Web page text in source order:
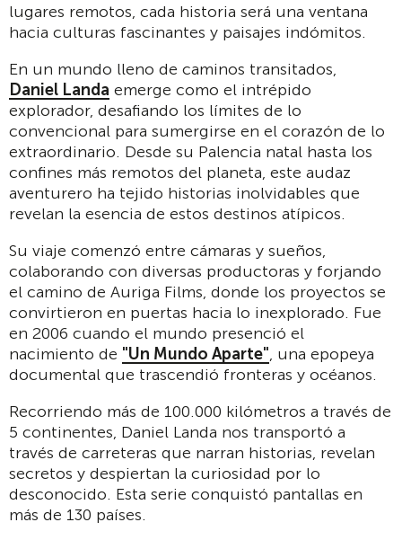
lugares remotos, cada historia será una ventana
hacia culturas fascinantes y paisajes indómitos.
En un mundo lleno de caminos transitados,
Daniel Landa emerge como el intrépido
explorador, desafiando los límites de lo
convencional para sumergirse en el corazón de lo
extraordinario. Desde su Palencia natal hasta los
confines más remotos del planeta, este audaz
aventurero ha tejido historias inolvidables que
revelan la esencia de estos destinos atípicos.
Su viaje comenzó entre cámaras y sueños,
colaborando con diversas productoras y forjando
el camino de Auriga Films, donde los proyectos se
convirtieron en puertas hacia lo inexplorado. Fue
en 2006 cuando el mundo presenció el
nacimiento de "Un Mundo Aparte", una epopeya
documental que trascendió fronteras y océanos.
Recorriendo más de 100.000 kilómetros a través de
5 continentes, Daniel Landa nos transportó a
través de carreteras que narran historias, revelan
secretos y despiertan la curiosidad por lo
desconocido. Esta serie conquistó pantallas en
más de 130 países.